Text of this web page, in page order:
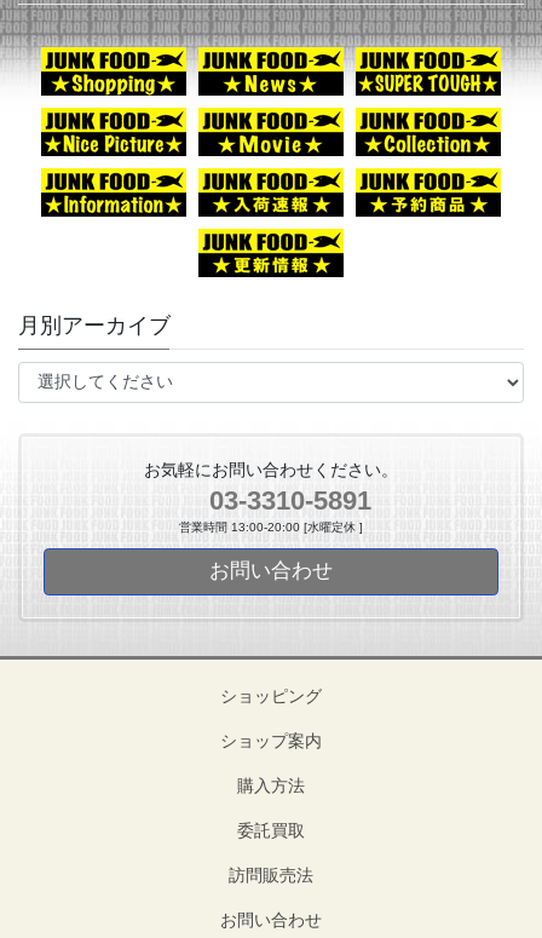
月別アーカイブ
お気軽にお問い合わせください。
03-3310-5891
営業時間 13:00-20:00 [水曜定休 ]
お問い合わせ
ショッピング
ショップ案内
購入方法
委託買取
訪問販売法
お問い合わせ